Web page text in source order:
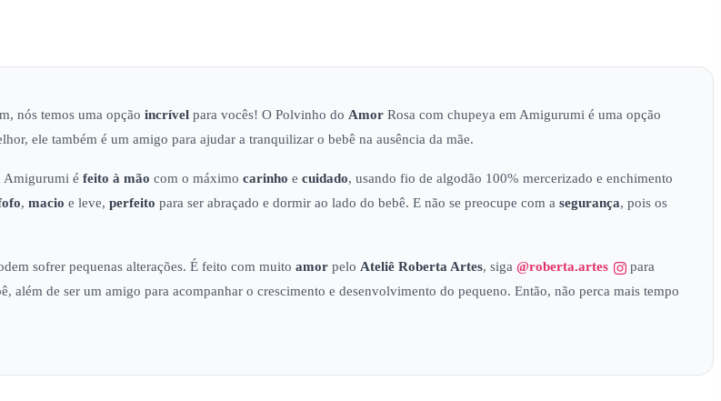
nós temos uma opção incrível para vocês! O Polvinho do Amor Rosa com chupeya em Amigurumi é uma opção
ele também é um amigo para ajudar a tranquilizar o bebê na ausência da mãe.
Amigurumi é feito à mão com o máximo carinho e cuidado, usando fio de algodão 100% mercerizado e enchimento
, macio e leve, perfeito para ser abraçado e dormir ao lado do bebê. E não se preocupe com a segurança, pois os
sofrer pequenas alterações. É feito com muito amor pelo Ateliê Roberta Artes, siga @roberta.artes
para
além de ser um amigo para acompanhar o crescimento e desenvolvimento do pequeno. Então, não perca mais tempo